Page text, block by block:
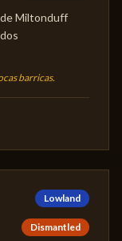
Miltonduff
barricas.
Lowland
Dismantled